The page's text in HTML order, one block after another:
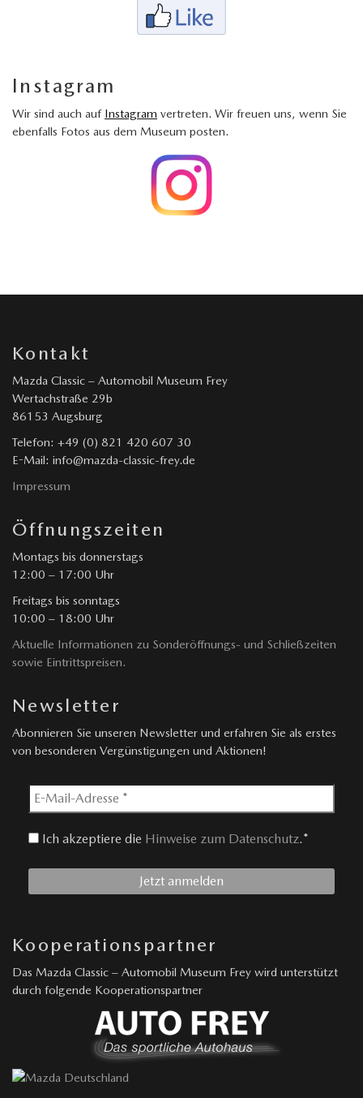
Instagram
Wir sind auch auf Instagram vertreten. Wir freuen uns, wenn Sie
ebenfalls Fotos aus dem Museum posten.
Kontakt
Mazda Classic – Automobil Museum Frey
Wertachstraße 29b
86153 Augsburg
Telefon: +49 (0) 821 420 607 30
E-Mail: info@mazda-classic-frey.de
Impressum
Öffnungszeiten
Montags bis donnerstags
12:00 – 17:00 Uhr
Freitags bis sonntags
10:00 – 18:00 Uhr
Aktuelle Informationen zu Sonderöffnungs- und Schließzeiten
sowie Eintrittspreisen.
Newsletter
Abonnieren Sie unseren Newsletter und erfahren Sie als erstes
von besonderen Vergünstigungen und Aktionen!
Ich akzeptiere die Hinweise zum Datenschutz.*
Kooperationspartner
Das Mazda Classic – Automobil Museum Frey wird unterstützt
durch folgende Kooperationspartner